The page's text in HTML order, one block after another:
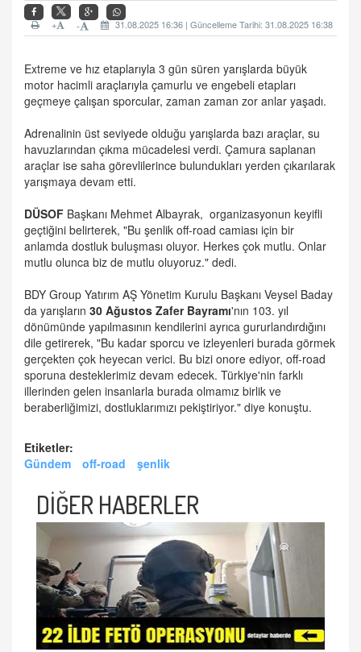
31.08.2025 16:36 | Güncelleme Tarihi: 31.08.2025 16:38
-
+
Extreme ve hız etaplarıyla 3 gün süren yarışlarda büyük
motor hacimli araçlarıyla çamurlu ve engebeli etapları
geçmeye çalışan sporcular, zaman zaman zor anlar yaşadı.
Adrenalinin üst seviyede olduğu yarışlarda bazı araçlar, su
havuzlarından çıkma mücadelesi verdi. Çamura saplanan
araçlar ise saha görevlilerince bulundukları yerden çıkarılarak
yarışmaya devam etti.
DÜSOF Başkanı Mehmet Albayrak, organizasyonun keyifli
geçtiğini belirterek, "Bu şenlik off-road camiası için bir
anlamda dostluk buluşması oluyor. Herkes çok mutlu. Onlar
mutlu olunca biz de mutlu oluyoruz." dedi.
BDY Group Yatırım AŞ Yönetim Kurulu Başkanı Veysel Baday
da yarışların 30 Ağustos Zafer Bayramı'nın 103. yıl
dönümünde yapılmasının kendilerini ayrıca gururlandırdığını
dile getirerek, "Bu kadar sporcu ve izleyenleri burada görmek
gerçekten çok heyecan verici. Bu bizi onore ediyor, off-road
sporuna desteklerimiz devam edecek. Türkiye'nin farklı
illerinden gelen insanlarla burada olmamız birlik ve
beraberliğimizi, dostluklarımızı pekiştiriyor." diye konuştu.
Etiketler:
Gündem
off-road şenlik
DİĞER HABERLER